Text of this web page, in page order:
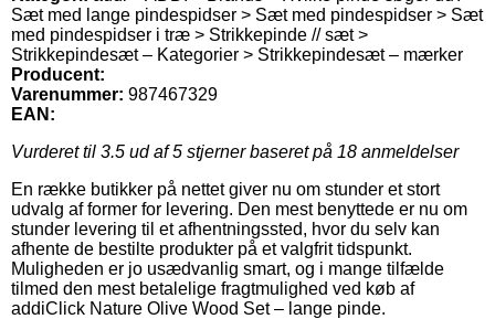
Sæt med lange pindespidser > Sæt med pindespidser > Sæt
med pindespidser i træ > Strikkepinde // sæt >
Strikkepindesæt – Kategorier > Strikkepindesæt – mærker
Producent:
Varenummer: 987467329
EAN:
Vurderet til 3.5 ud af 5 stjerner baseret på 18 anmeldelser
En række butikker på nettet giver nu om stunder et stort
udvalg af former for levering. Den mest benyttede er nu om
stunder levering til et afhentningssted, hvor du selv kan
afhente de bestilte produkter på et valgfrit tidspunkt.
Muligheden er jo usædvanlig smart, og i mange tilfælde
tilmed den mest betalelige fragtmulighed ved køb af
addiClick Nature Olive Wood Set – lange pinde.